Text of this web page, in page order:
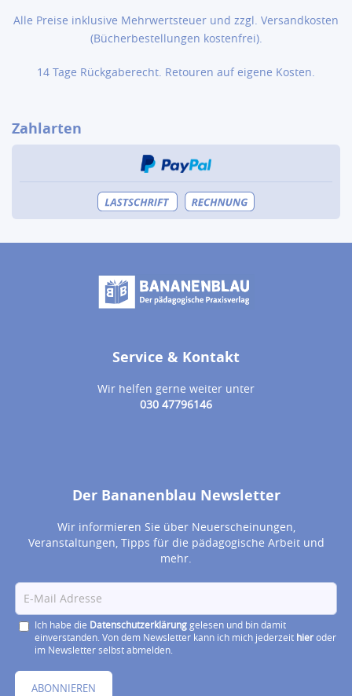
Alle Preise inklusive Mehrwertsteuer und zzgl. Versandkosten
(Bücher­bestellungen kostenfrei).
14 Tage Rückgaberecht. Retouren auf eigene Kosten.
Zahlarten
Service & Kontakt
Wir helfen gerne weiter unter
030 47796146
Der Bananenblau Newsletter
Wir informieren Sie über Neuerscheinungen,
Veranstaltungen, Tipps für die pädagogische Arbeit und
mehr.
Ich habe die Datenschutzerklärunggelesen und bin damit
einverstanden. Von dem Newsletter kann ich mich jederzeit hieroder
im Newsletter selbst abmelden.
ABONNIEREN